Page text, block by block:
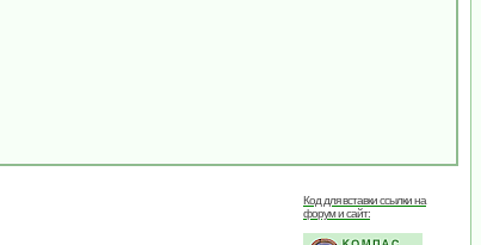
Код для вставки ссылки на
форум и сайт: